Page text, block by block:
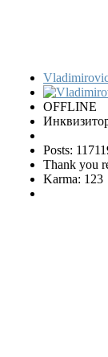
OFFLINE
Posts:
Thank you
Karma: 123